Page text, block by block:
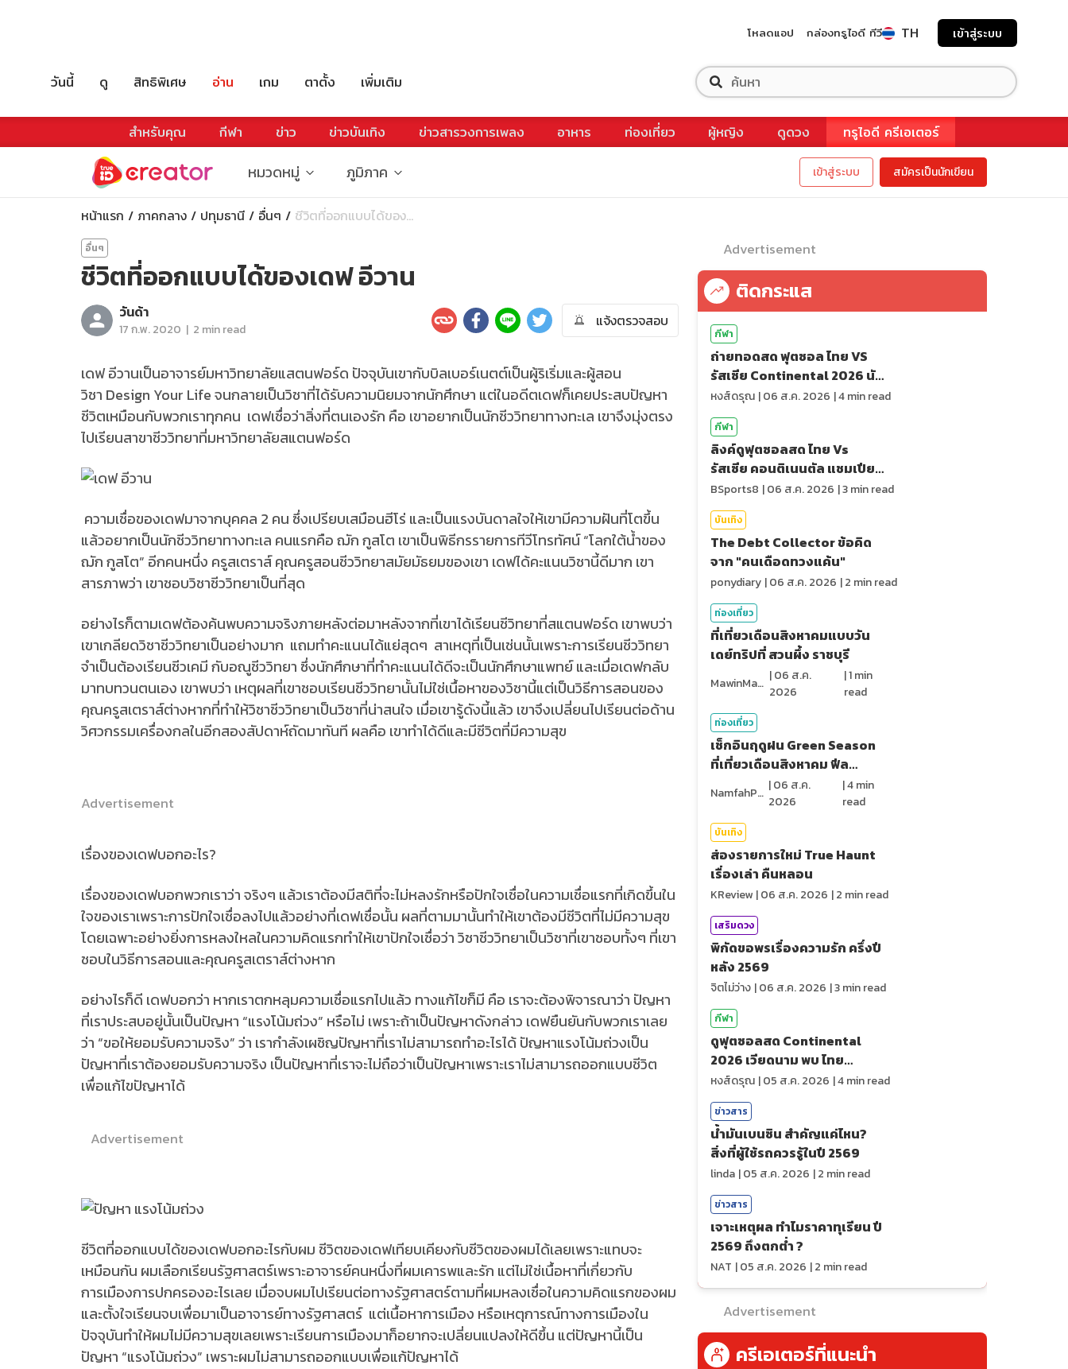
โหลดแอป กล่องทรูไอดี ทีวี TH เข้าสู่ระบบ
วันนี้ ดู สิทธิพิเศษ อ่าน เกม ตาตั้ง เพิ่มเติม
สำหรับคุณ กีฬา ข่าว ข่าวบันเทิง ข่าวสารวงการเพลง อาหาร ท่องเที่ยว ผู้หญิง ดูดวง ทรูไอดี ครีเอเตอร์
หมวดหมู่ ภูมิภาค เข้าสู่ระบบ สมัครเป็นนักเขียน
หน้าแรก ภาคกลาง ปทุมธานี อื่นๆ ชีวิตที่ออกแบบได้ของ...
อื่นๆ
ชีวิตที่ออกแบบได้ของเดฟ อีวาน
วันด้า
17 ก.พ. 2020 | 2 min read แจ้งตรวจสอบ
เดฟ อีวานเป็นอาจารย์มหาวิทยาลัยแสตนฟอร์ด ปัจจุบันเขากับบิลเบอร์เนตต์เป็นผู้ริเริ่มและผู้สอน
วิชา Design Your Life จนกลายเป็นวิชาที่ได้รับความนิยมจากนักศึกษา แต่ในอดีตเดฟก็เคยประสบปัญหา
ชีวิตเหมือนกับพวกเราทุกคน เดฟเชื่อว่าสิ่งที่ตนเองรัก คือ เขาอยากเป็นนักชีววิทยาทางทะเล เขาจึงมุ่งตรง
ไปเรียนสาขาชีววิทยาที่มหาวิทยาลัยสแตนฟอร์ด
ความเชื่อของเดฟมาจากบุคคล 2 คน ซึ่งเปรียบเสมือนฮีโร่ และเป็นแรงบันดาลใจให้เขามีความฝันที่โตขึ้น
แล้วอยากเป็นนักชีววิทยาทางทะเล คนแรกคือ ฌัก กูสโต เขาเป็นพิธีกรรายการทีวีโทรทัศน์ “โลกใต้น้ำของ
ฌัก กูสโต” อีกคนหนึ่ง ครูสเตราส์ คุณครูสอนชีววิทยาสมัยมัธยมของเขา เดฟได้คะแนนวิชานี้ดีมาก เขา
สารภาพว่า เขาชอบวิชาชีววิทยาเป็นที่สุด
อย่างไรก็ตามเดฟต้องค้นพบความจริงภายหลังต่อมาหลังจากที่เขาได้เรียนชีวิทยาที่สแตนฟอร์ด เขาพบว่า
เขาเกลียดวิชาชีววิทยาเป็นอย่างมาก แถมทำคะแนนได้แย่สุดๆ สาเหตุที่เป็นเช่นนั้นเพราะการเรียนชีววิทยา
จำเป็นต้องเรียนชีวเคมี กับอณูชีววิทยา ซึ่งนักศึกษาที่ทำคะแนนได้ดีจะเป็นนักศึกษาแพทย์ และเมื่อเดฟกลับ
มาทบทวนตนเอง เขาพบว่า เหตุผลที่เขาชอบเรียนชีววิทยานั้นไม่ใช่เนื้อหาของวิชานี้แต่เป็นวิธีการสอนของ
คุณครูสเตราส์ต่างหากที่ทำให้วิชาชีววิทยาเป็นวิชาที่น่าสนใจ เมื่อเขารู้ดังนี้แล้ว เขาจึงเปลี่ยนไปเรียนต่อด้าน
วิศวกรรมเครื่องกลในอีกสองสัปดาห์ถัดมาทันที ผลคือ เขาทำได้ดีและมีชีวิตที่มีความสุข
Advertisement
เรื่องของเดฟบอกอะไร?
เรื่องของเดฟบอกพวกเราว่า จริงๆ แล้วเราต้องมีสติที่จะไม่หลงรักหรือปักใจเชื่อในความเชื่อแรกที่เกิดขึ้นใน
ใจของเราเพราะการปักใจเชื่อลงไปแล้วอย่างที่เดฟเชื่อนั้น ผลที่ตามมานั้นทำให้เขาต้องมีชีวิตที่ไม่มีความสุข
โดยเฉพาะอย่างยิ่งการหลงใหลในความคิดแรกทำให้เขาปักใจเชื่อว่า วิชาชีววิทยาเป็นวิชาที่เขาชอบทั้งๆ ที่เขา
ชอบในวิธีการสอนและคุณครูสเตราส์ต่างหาก
อย่างไรก็ดี เดฟบอกว่า หากเราตกหลุมความเชื่อแรกไปแล้ว ทางแก้ไขก็มี คือ เราจะต้องพิจารณาว่า ปัญหา
ที่เราประสบอยู่นั้นเป็นปัญหา “แรงโน้มถ่วง” หรือไม่ เพราะถ้าเป็นปัญหาดังกล่าว เดฟยืนยันกับพวกเราเลย
ว่า “ขอให้ยอมรับความจริง” ว่า เรากำลังเผชิญปัญหาที่เราไม่สามารถทำอะไรได้ ปัญหาแรงโน้มถ่วงเป็น
ปัญหาที่เราต้องยอมรับความจริง เป็นปัญหาที่เราจะไม่ถือว่าเป็นปัญหาเพราะเราไม่สามารถออกแบบชีวิต
เพื่อแก้ไขปัญหาได้
Advertisement
ชีวิตที่ออกแบบได้ของเดฟบอกอะไรกับผม ชีวิตของเดฟเทียบเคียงกับชีวิตของผมได้เลยเพราะแทบจะ
เหมือนกัน ผมเลือกเรียนรัฐศาสตร์เพราะอาจารย์คนหนึ่งที่ผมเคารพและรัก แต่ไม่ใช่เนื้อหาที่เกี่ยวกับ
การเมืองการปกครองอะไรเลย เมื่อจบผมไปเรียนต่อทางรัฐศาสตร์ตามที่ผมหลงเชื่อในความคิดแรกของผม
และตั้งใจเรียนจบเพื่อมาเป็นอาจารย์ทางรัฐศาสตร์ แต่เนื้อหาการเมือง หรือเหตุการณ์ทางการเมืองใน
ปัจจุบันทำให้ผมไม่มีความสุขเลยเพราะเรียนการเมืองมาก็อยากจะเปลี่ยนแปลงให้ดีขึ้น แต่ปัญหานี้เป็น
ปัญหา “แรงโน้มถ่วง” เพราะผมไม่สามารถออกแบบเพื่อแก้ปัญหาได้
Advertisement
ติดกระแส
กีฬา
ถ่ายทอดสด ฟุตซอล ไทย VS
รัสเซีย Continental 2026 นัด
สุดท้าย
หงส์ดรุณ |06 ส.ค. 2026 |4min read
กีฬา
ลิงค์ดูฟุตซอลสด ไทย Vs
รัสเซีย คอนติเนนตัล แชมเปียน
ชิพ 2026
BSports8 |06 ส.ค. 2026 |3min read
บันเทิง
The Debt Collector ข้อคิด
จาก "คนเดือดทวงแค้น"
ponydiary |06 ส.ค. 2026 |2 min read
ท่องเที่ยว
ที่เที่ยวเดือนสิงหาคมแบบวัน
เดย์ทริปที่ สวนผึ้ง ราชบุรี
MawinMatravel |06 ส.ค.
2026
|1min
read
ท่องเที่ยว
เช็กอินฤดูฝน Green Season
ที่เที่ยวเดือนสิงหาคม ฟีล
NamfahPhupha |06 ส.ค.
2026
|4min
read
บันเทิง
ส่องรายการใหม่ True Haunt
เรื่องเล่า คืนหลอน
KReview |06 ส.ค. 2026 |2 min read
เสริมดวง
พิกัดขอพรเรื่องความรัก ครึ่งปี
หลัง 2569
จิตไม่ว่าง |06 ส.ค. 2026 |3min read
กีฬา
ดูฟุตซอลสด Continental
2026 เวียดนาม พบ ไทย
ถ่ายทอดสดกีฬา
หงส์ดรุณ |05 ส.ค. 2026 |4min read
ข่าวสาร
น้ำมันเบนซิน สำคัญแค่ไหน?
สิ่งที่ผู้ใช้รถควรรู้ในปี 2569
linda |05 ส.ค. 2026 |2 min read
ข่าวสาร
เจาะเหตุผล ทำไมราคาทุเรียน ปี
2569 ถึงตกต่ำ ?
NAT |05 ส.ค. 2026 |2 min read
Advertisement
ครีเอเตอร์ที่แนะนำ